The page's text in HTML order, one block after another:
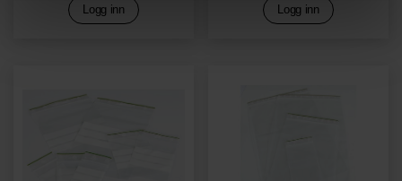
Logg inn Logg inn